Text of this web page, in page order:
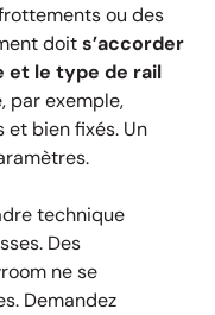
ou des
doits’accorder
et le type de rail
par exemple,
bien fixés. Un
technique
Des
ne se
Demandez